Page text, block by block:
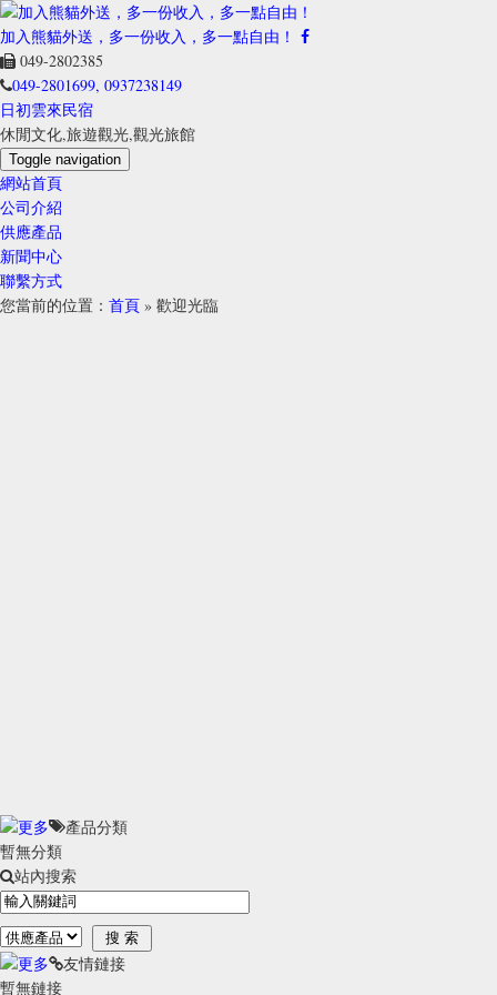
加入熊貓外送，多一份收入，多一點自由！
加入熊貓外送，多一份收入，多一點自由！
049-2802385
049-2801699, 0937238149
日初雲來民宿
休閒文化,旅遊觀光,觀光旅館
Toggle navigation
網站首頁
公司介紹
供應產品
新聞中心
聯繫方式
您當前的位置： 首頁 » 歡迎光臨
產品分類
暫無分類
站內搜索
友情鏈接
暫無鏈接